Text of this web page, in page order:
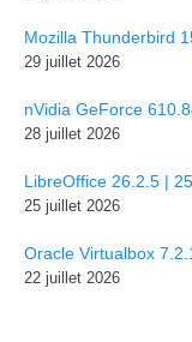
Mozilla Thunderbird
29 juillet 2026
nVidia GeForce
28 juillet 2026
LibreOffice 26.2.5 |
25 juillet 2026
Oracle Virtualbox
22 juillet 2026